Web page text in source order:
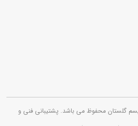
گلستان محفوظ می باشد. پشتیبانی فنی و